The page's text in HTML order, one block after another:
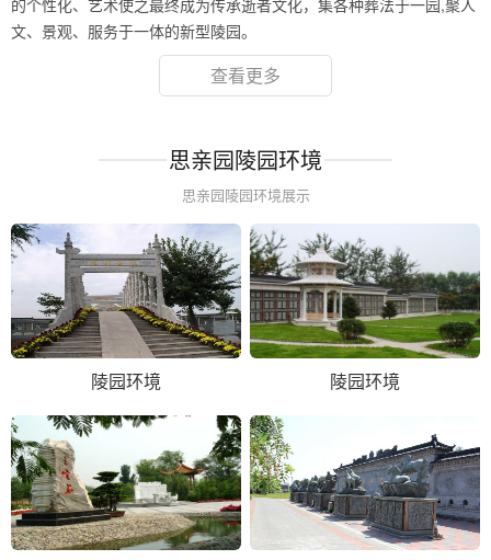
的个性化、艺术使之最终成为传承逝者文化，集各种葬法于一园,聚人
文、景观、服务于一体的新型陵园。
查看更多
思亲园陵园环境
思亲园陵园环境展示
陵园环境 陵园环境